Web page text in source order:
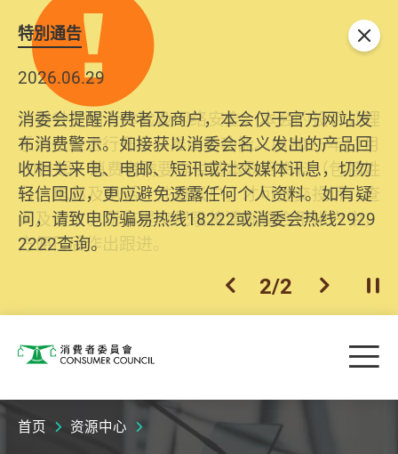
特別通告
2026.06.29
消委会提醒消费者及商户，本会仅于官方网站发
布消费警示。如接获以消委会名义发出的产品回
收相关来电、电邮、短讯或社交媒体讯息，切勿
轻信回应，更应避免透露任何个人资料。如有疑
问，请致电防骗易热线18222或消委会热线2929
2222查询。
2025.10.31
为提升使用者体验及网络安全，本会的投诉处理
系统已经进行升级及推出新功能。由2025年11月
10日起，消费者需要提供基本联络资料（包括姓
名、电邮及电话）注册帐户，才可提交投诉、查
询及建议。所有提交纪录将清晰整合于帐户中，
方便日后作出跟进。
上一个
2/2 下一个开
关闭
消费者委员会 目
首页 资源中心